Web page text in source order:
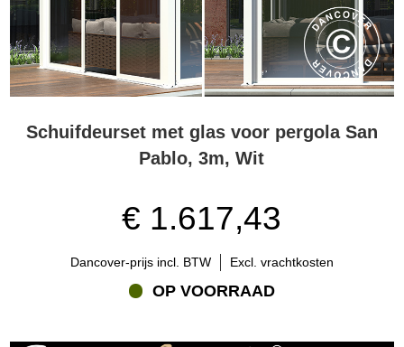
Schuifdeurset met glas voor pergola San
Pablo, 3m, Wit
€ 1.617,43
Dancover-prijs incl. BTW Excl. vrachtkosten
OP VOORRAAD